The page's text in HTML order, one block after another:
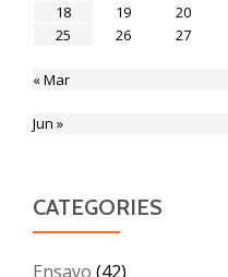
18
19 20
25
26 27
« Mar
Jun »
CATEGORIES
Ensayo (42)